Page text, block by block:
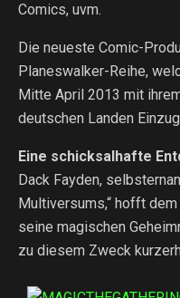
Comics, uvm.
Die neueste Comic-
Planeswalker-Reihe,
Mitte April 2013 mit
deutschen Landen
Eine schicksalhafte
Dack Fayden,
Multiversums,“ hofft dem
seine magischen
zu diesem Zweck